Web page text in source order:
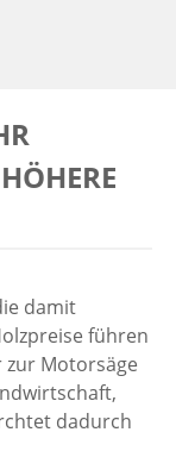
damit
führen
zur Motorsäge
dadurch